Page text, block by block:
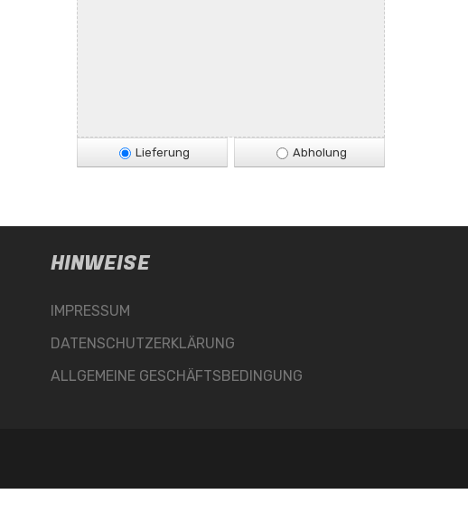
Lieferung Abholung
HINWEISE
IMPRESSUM
DATENSCHUTZERKLÄRUNG
ALLGEMEINE GESCHÄFTSBEDINGUNG